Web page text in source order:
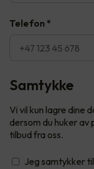
Telefon *
Samtykke
Vi vil kun lagre dine
dersom du huker
tilbud fra oss.
Jeg samtykker